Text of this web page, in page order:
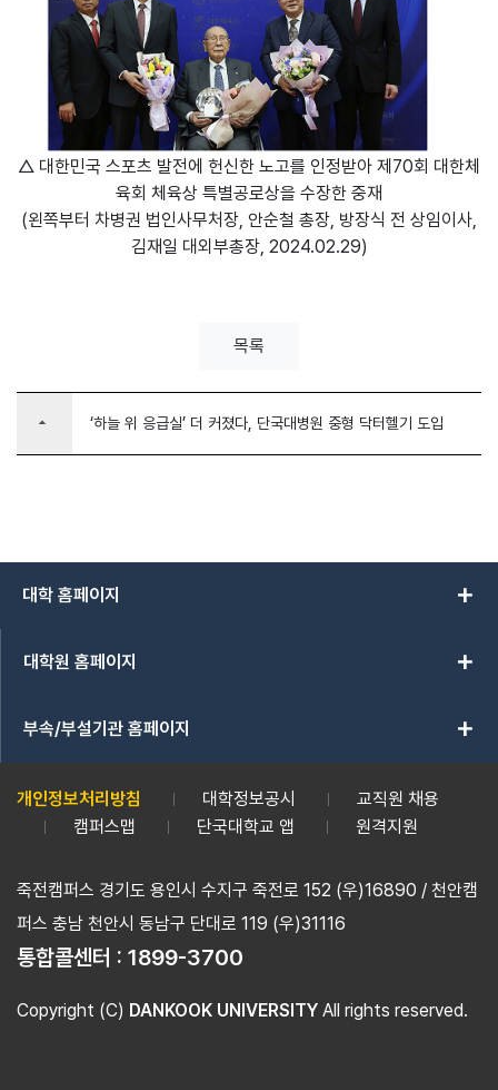
△ 대한민국 스포츠 발전에 헌신한 노고를 인정받아 제70회 대한체
육회 체육상 특별공로상을 수장한 중재
(왼쪽부터 차병권 법인사무처장, 안순철 총장, 방장식 전 상임이사,
김재일 대외부총장, 2024.02.29)
목록
arrow_drop_up ‘하늘 위 응급실’ 더 커졌다, 단국대병원 중형 닥터헬기 도입
대학 홈페이지 add
대학원 홈페이지 add
부속/부설기관 홈페이지 add
개인정보처리방침 대학정보공시
교직원 채용
캠퍼스맵
단국대학교 앱 원격지원
죽전캠퍼스 경기도 용인시 수지구 죽전로 152 (우)16890 / 천안캠
퍼스 충남 천안시 동남구 단대로 119 (우)31116
통합콜센터 : 1899-3700
Copyright (C) DANKOOK UNIVERSITY All rights reserved.